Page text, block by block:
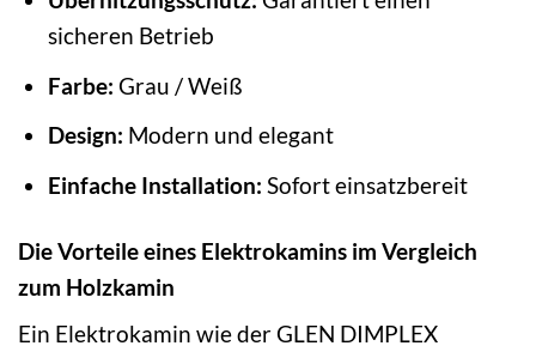
sicheren Betrieb
Farbe: Grau / Weiß
Design: Modern und elegant
Einfache Installation: Sofort einsatzbereit
Die Vorteile eines Elektrokamins im Vergleich
zum Holzkamin
Ein Elektrokamin wie der GLEN DIMPLEX